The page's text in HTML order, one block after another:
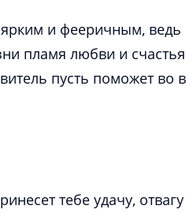
и фееричным, ведь
пламя любви и
пусть поможет во
тебе удачу,